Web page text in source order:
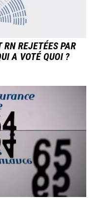
RN REJETÉES PAR
A VOTÉ QUOI ?